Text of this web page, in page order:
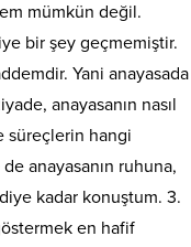
mümkün değil.
bir şey geçmemiştir.
Yani anayasada
anayasanın nasıl
süreçlerin hangi
anayasanın ruhuna,
kadar konuştum. 3.
en hafif